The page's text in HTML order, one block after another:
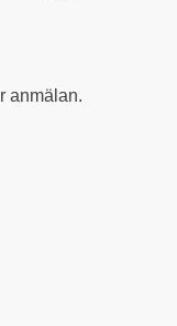
anmälan.